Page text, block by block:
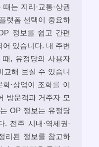
는 지리·교통·상권
랫폼 선택이 중요하
정보를 쉽고 간편
있습니다. 내 주변
, 유정당의 사용자
교해 보실 수 있습니
화·상업이 조화를 이
방문객과 거주자 모
OP 정보는 유정당
전주 시내·역세권·
리된 정보를 참고하